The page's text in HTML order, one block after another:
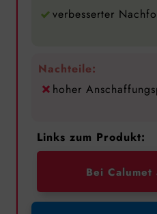
verbesserter
Nachteile:
hoher
Links zum Produkt:
Bei Calumet